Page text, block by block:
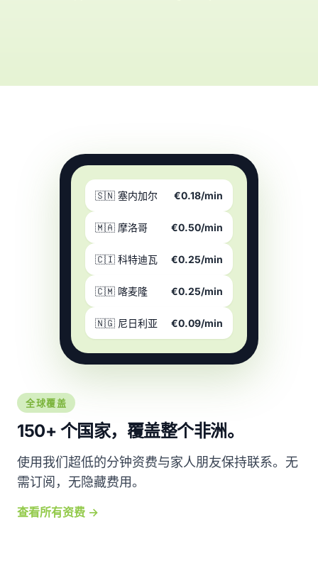
全球覆盖
150+ 个国家，覆盖整个非洲。
使用我们超低的分钟资费与家人朋友保持联系。无
需订阅，无隐藏费用。
查看所有资费 →
🇸🇳 塞内加尔 €0.18/min
🇲🇦 摩洛哥 €0.50/min
🇨🇮 科特迪瓦 €0.25/min
🇨🇲 喀麦隆 €0.25/min
🇳🇬 尼日利亚 €0.09/min